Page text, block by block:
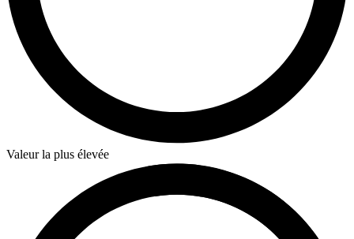
Valeur la plus élevée